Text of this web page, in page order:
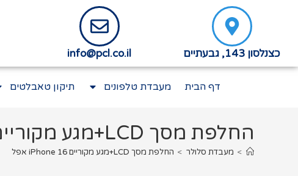
כצנלסון 143, גבעתיים info@pcl.co.il
דף הבית מעבדת טלפונים תיקון טאבלטים
החלפת מסך LCD+מגע מקוריים iPhone 16 אפל
> מעבדת סלולר > החלפת מסך LCD+מגע מקוריים iPhone 16 אפל